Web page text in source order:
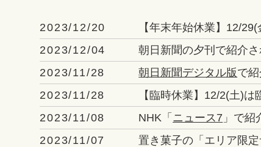
2023/12/20
【年末年始休業】12/
2023/12/04
朝日新聞の夕刊で紹介
2023/11/28
朝日新聞デジタル版で
2023/11/28
【臨時休業】12/2(土)
2023/11/08
NHK「 ニュース7 」で紹
2023/11/07
置き菓子の「エリア限